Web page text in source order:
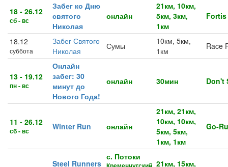
18 - 26.12
сб - вс
Забег ко Дню
святого
Николая
онлайн
21км, 10км,
5км, 3км,
1км
18.12
суббота
Забег Святого
Николая
Сумы
10км, 5км,
1км
Race
13 - 19.12
пн - вс
Онлайн
забег: 30
минут до
Нового Года!
онлайн 30мин Don't
11 - 26.12
сб - вс Winter Run онлайн
21км, 21км,
10км, 10км,
5км, 5км,
1км, 1км
Go-
Steel Runners
с. Потоки
21км, 15км,